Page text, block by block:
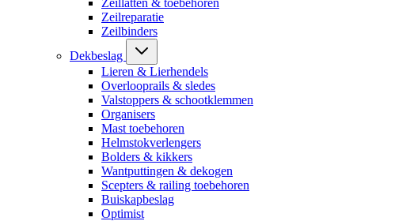
Zeillatten & toebehoren
Zeilreparatie
Zeilbinders
Dekbeslag
Lieren & Lierhendels
Overlooprails & sledes
Valstoppers & schootklemmen
Organisers
Mast toebehoren
Helmstokverlengers
Bolders & kikkers
Wantputtingen & dekogen
Scepters & railing toebehoren
Buiskapbeslag
Optimist